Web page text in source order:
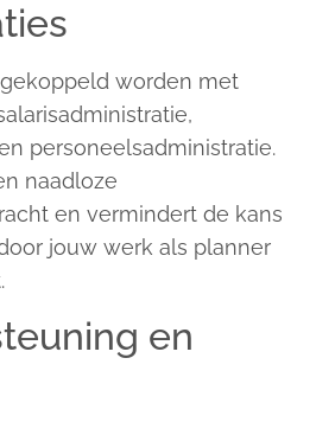
worden met
personeelsadministratie.
naadloze
en vermindert de kans
jouw werk als planner
en